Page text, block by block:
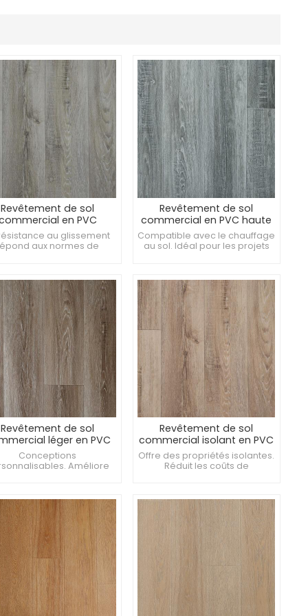
Revêtement de sol
en PVC
aux chocs de 2
pour les cafétérias
au glissement
aux normes de
une protection contre
l’humidité.
Revêtement de sol
commercial en PVC haute
performance de 3 mm
pour les bibliothèques
Compatible avec le chauffage
au sol. Idéal pour les projets
Revêtement de sol
léger en PVC
mm pour les salles du
personnel
Conceptions
Améliore
Revêtement de sol
commercial isolant en PVC
de 3 mm pour vestiaires
Offre des propriétés isolantes.
Réduit les coûts de